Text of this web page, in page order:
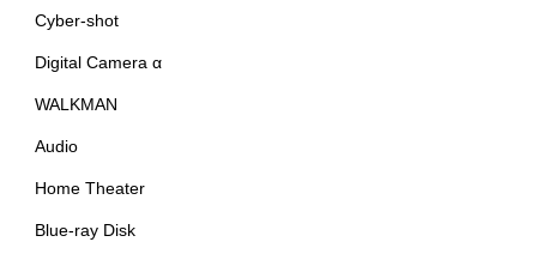
Cyber-shot
Digital Camera α
WALKMAN
Audio
Home Theater
Blue-ray Disk